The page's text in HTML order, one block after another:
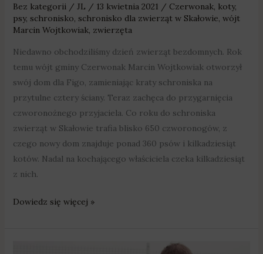
Bez kategorii/ JL / 13 kwietnia 2021 / Czerwonak, koty,
psy, schronisko, schronisko dla zwierząt w Skałowie, wójt
Marcin Wojtkowiak, zwierzęta
Niedawno obchodziliśmy dzień zwierząt bezdomnych. Rok
temu wójt gminy Czerwonak Marcin Wojtkowiak otworzył
swój dom dla Figo, zamieniając kraty schroniska na
przytulne cztery ściany. Teraz zachęca do przygarnięcia
czworonożnego przyjaciela. Co roku do schroniska
zwierząt w Skałowie trafia blisko 650 czworonogów, z
czego nowy dom znajduje ponad 360 psów i kilkadziesiąt
kotów. Nadal na kochającego właściciela czeka kilkadziesiąt
z nich.
Dowiedz się więcej »